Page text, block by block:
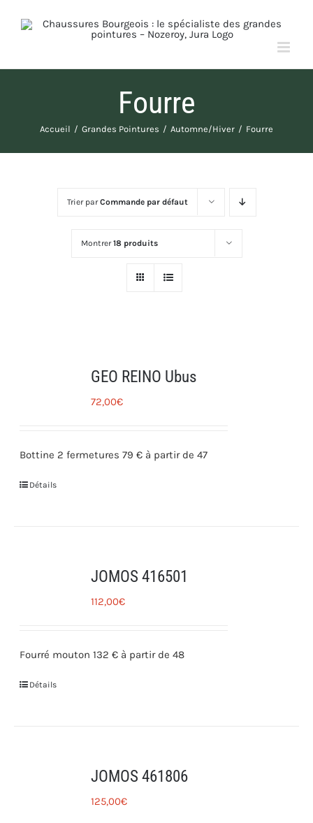
Fourre
Accueil Grandes Pointures Automne/Hiver Fourre
Trier parCommande par défaut
Montrer18 produits
GEO REINO Ubus
72,00€
Bottine 2 fermetures 79 € à partir de 47
Détails
JOMOS 416501
112,00€
Fourré mouton 132 € à partir de 48
Détails
JOMOS 461806
125,00€